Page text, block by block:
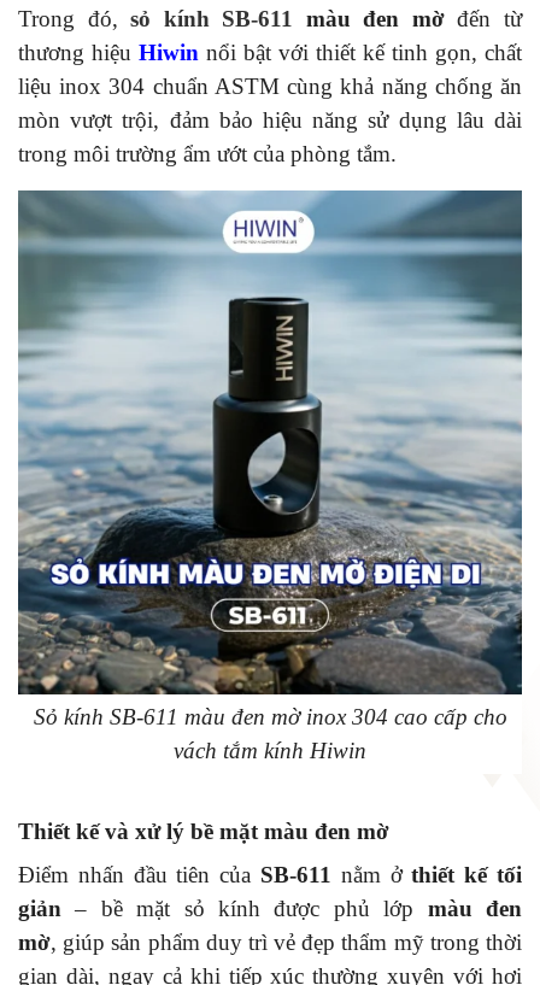
Trong đó,sỏ kính SB-611 màu đen mờđến từ
thương hiệu Hiwin nổi bật với thiết kế tinh gọn, chất
liệu inox 304 chuẩn ASTM cùng khả năng chống ăn
mòn vượt trội, đảm bảo hiệu năng sử dụng lâu dài
trong môi trường ẩm ướt của phòng tắm.
Sỏ kính SB-611 màu đen mờ inox 304 cao cấp cho
vách tắm kính Hiwin
Thiết kế và xử lý bề mặt màu đen mờ
Điểm nhấn đầu tiên của SB-611 nằm ởthiết kế tối
giản – bề mặt sỏ kính được phủ lớp màu đen
mờ, giúp sản phẩm duy trì vẻ đẹp thẩm mỹ trong thời
gian dài, ngay cả khi tiếp xúc thường xuyên với hơi